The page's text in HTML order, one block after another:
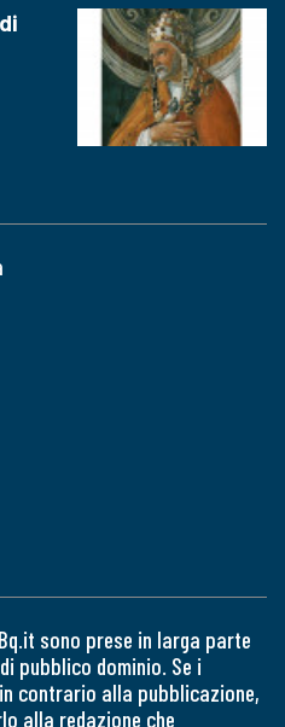
sono prese in larga parte
pubblico dominio. Se i
contrario alla pubblicazione,
alla redazione che